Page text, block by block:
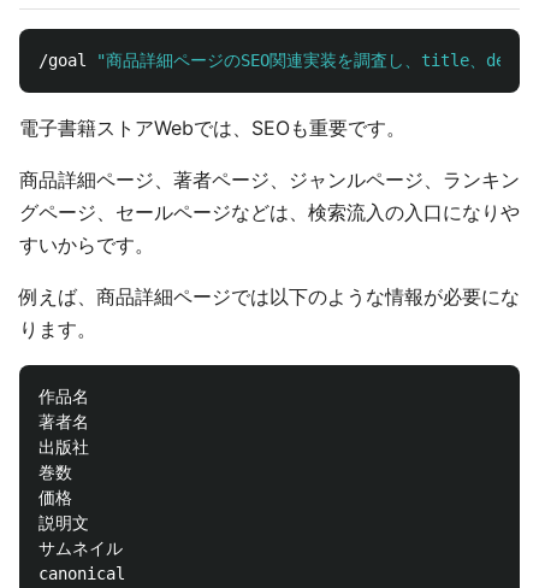
/goal "商品詳細ページのSEO関連実装を調査し、title、
電子書籍ストアWebでは、SEOも重要です。
商品詳細ページ、著者ページ、ジャンルページ、ランキン
グページ、セールページなどは、検索流入の入口になりや
すいからです。
例えば、商品詳細ページでは以下のような情報が必要にな
ります。
作品名
著者名
出版社
巻数
価格
説明文
サムネイル
canonical